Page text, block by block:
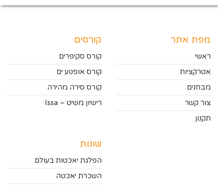
מפת אתר
ראשי
אטרקציות
מבחנים
צור קשר
תקנון
קורסים
קורס סקיפרים
קורס אופנוע ים
קורס סירה מהירה
רישיון משיט – Issa
שונות
הפלגת יאכטות בעולם
השכרת יאכטה